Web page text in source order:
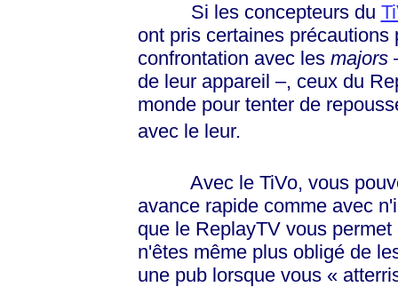
Si les concepteurs du
ont pris certaines
confrontation avec les majors
de leur appareil –, ceux du
monde pour tenter de
avec le leur.
Avec le TiVo, vous
avance rapide comme avec
que le ReplayTV vous
n'êtes même plus obligé de
une pub lorsque vous «